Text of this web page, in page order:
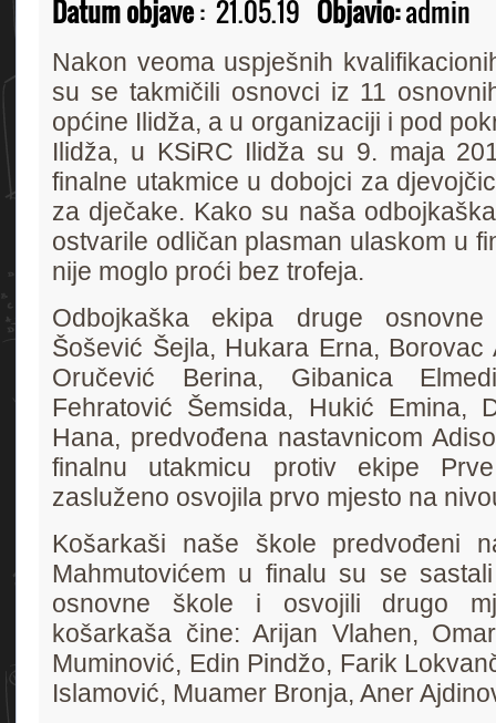
Datum objave: 21.05.19 Objavio:admin
Nakon veoma uspješnih
su se takmičili osnovci iz 11
općine Ilidža, a u organizaciji i pod
Ilidža, u KSiRC Ilidža su 9. maja
finalne utakmice u dobojci za
za dječake. Kako su naša
ostvarile odličan plasman ulaskom u
nije moglo proći bez trofeja.
Odbojkaška ekipa druge
Šošević Šejla, Hukara Erna, Borovac
Oručević Berina, Gibanica
Fehratović Šemsida, Hukić Emina,
Hana, predvođena nastavnicom
finalnu utakmicu protiv ekipe
zasluženo osvojila prvo mjesto na
Košarkaši naše škole predvođeni
Mahmutovićem u finalu su se
osnovne škole i osvojili drugo
košarkaša čine: Arijan Vlahen,
Muminović, Edin Pindžo, Farik
Islamović, Muamer Bronja, Aner